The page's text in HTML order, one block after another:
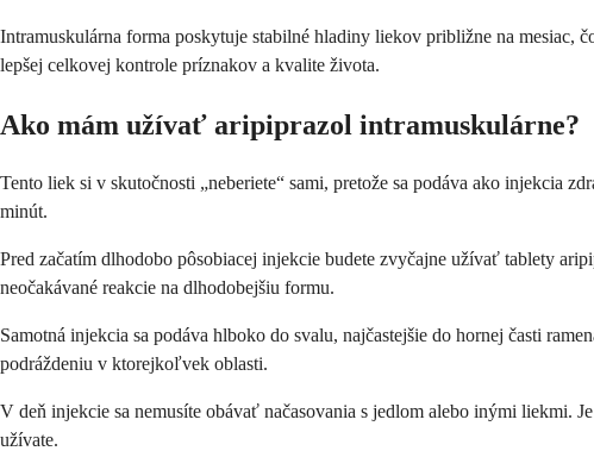
Intramuskulárna forma poskytuje stabilné hladiny liekov približne na mesiac,
lepšej celkovej kontrole príznakov a kvalite života.
Ako mám užívať aripiprazol intramuskulárne?
Tento liek si v skutočnosti „neberiete“ sami, pretože sa podáva ako injekcia
minút.
Pred začatím dlhodobo pôsobiacej injekcie budete zvyčajne užívať tablety
neočakávané reakcie na dlhodobejšiu formu.
Samotná injekcia sa podáva hlboko do svalu, najčastejšie do hornej časti
podráždeniu v ktorejkoľvek oblasti.
V deň injekcie sa nemusíte obávať načasovania s jedlom alebo inými liekmi.
užívate.